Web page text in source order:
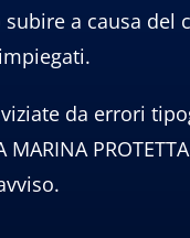
a causa del
da errori